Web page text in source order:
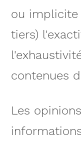
ou implicite
tiers)
contenues
Les